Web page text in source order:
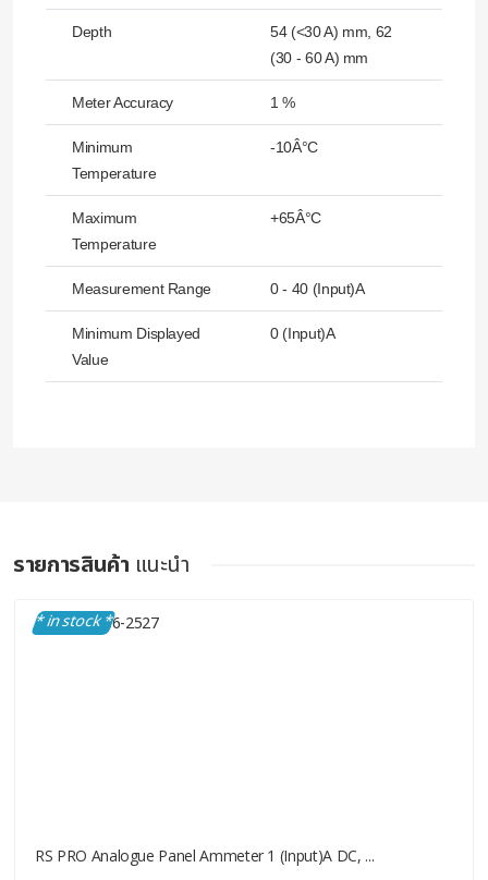
Depth
54 (<30 A) mm, 62
(30 - 60 A) mm
Meter Accuracy 1 %
Minimum
Temperature
-10Â°C
Maximum
Temperature
+65Â°C
Measurement Range 0 - 40 (Input)A
Minimum Displayed
Value
0 (Input)A
รายการสินค้า แนะนำ
* in stock *
RS PRO Analogue Panel Ammeter 1 (Input)A DC, ...